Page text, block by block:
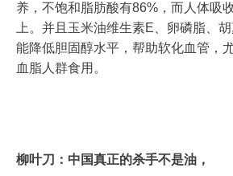
养，不饱和脂肪酸有86%，而人体吸
上。并且玉米油维生素E、卵磷脂、
能降低胆固醇水平，帮助软化血管，
血脂人群食用。
柳叶刀：中国真正的杀手不是油，